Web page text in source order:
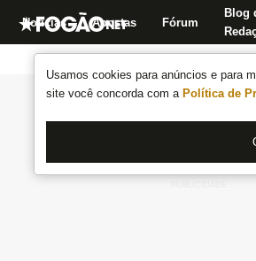
Usamos cookies para anúncios e para
site você concorda com a Política de
Notícias Apostas Fórum
Blog